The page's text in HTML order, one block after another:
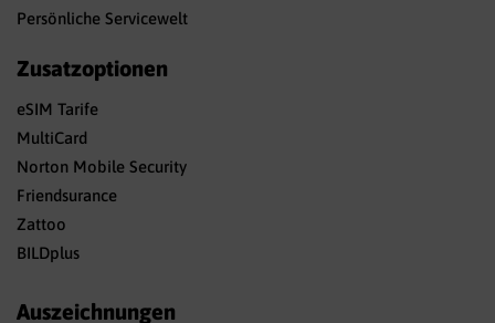
Persönliche Servicewelt
Zusatzoptionen
eSIM Tarife
MultiCard
Norton Mobile Security
Friendsurance
Zattoo
BILDplus
Auszeichnungen